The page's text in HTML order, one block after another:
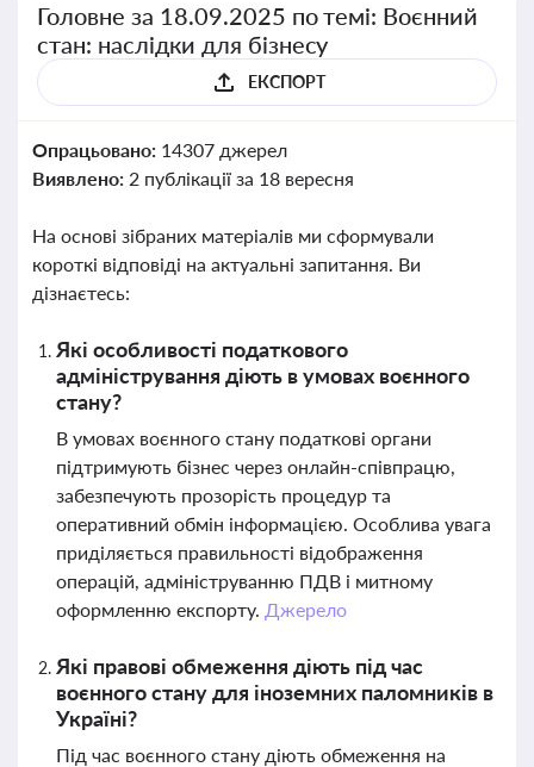
Головне за 18.09.2025 по темі: Воєнний
стан: наслідки для бізнесу
ЕКСПОРТ
Опрацьовано: 14307 джерел
Виявлено: 2 публікації за 18 вересня
На основі зібраних матеріалів ми сформували
короткі відповіді на актуальні запитання. Ви
дізнаєтесь:
Які особливості податкового
адміністрування діють в умовах воєнного
стану?
В умовах воєнного стану податкові органи
підтримують бізнес через онлайн-співпрацю,
забезпечують прозорість процедур та
оперативний обмін інформацією. Особлива увага
приділяється правильності відображення
операцій, адмініструванню ПДВ і митному
оформленню експорту. Джерело
Які правові обмеження діють під час
воєнного стану для іноземних паломників в
Україні?
Під час воєнного стану діють обмеження на